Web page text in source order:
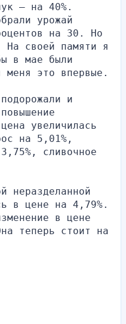
– на 40%.
урожай
на 30. Но
На своей памяти я
в мае были
это впервые.
и
увеличилась
на 5,01%,
сливочное
неразделанной
в цене на 4,79%.
в цене
теперь стоит на